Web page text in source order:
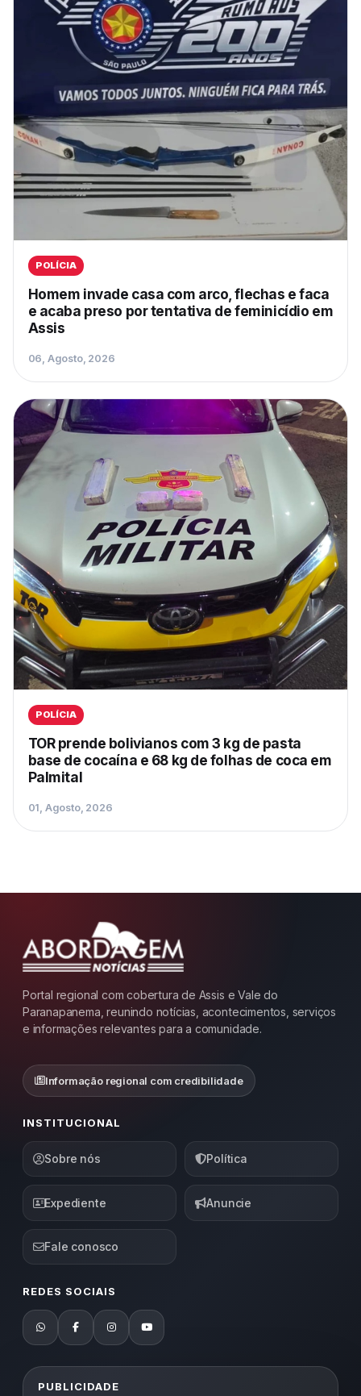
POLÍCIA
Homem invade casa com arco, flechas e faca
e acaba preso por tentativa de feminicídio em
Assis
06, Agosto, 2026
POLÍCIA
TOR prende bolivianos com 3 kg de pasta
base de cocaína e 68 kg de folhas de coca em
Palmital
01, Agosto, 2026
Portal regional com cobertura de Assis e Vale do
Paranapanema, reunindo notícias, acontecimentos, serviços
e informações relevantes para a comunidade.
Informação regional com credibilidade
INSTITUCIONAL
Sobre nós Política
Expediente Anuncie
Fale conosco
REDES SOCIAIS
PUBLICIDADE